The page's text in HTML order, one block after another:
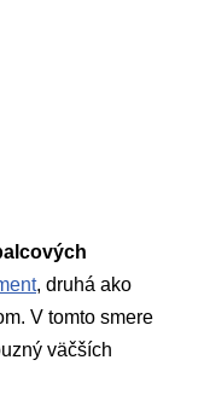
, druhá ako
V tomto smere
väčších